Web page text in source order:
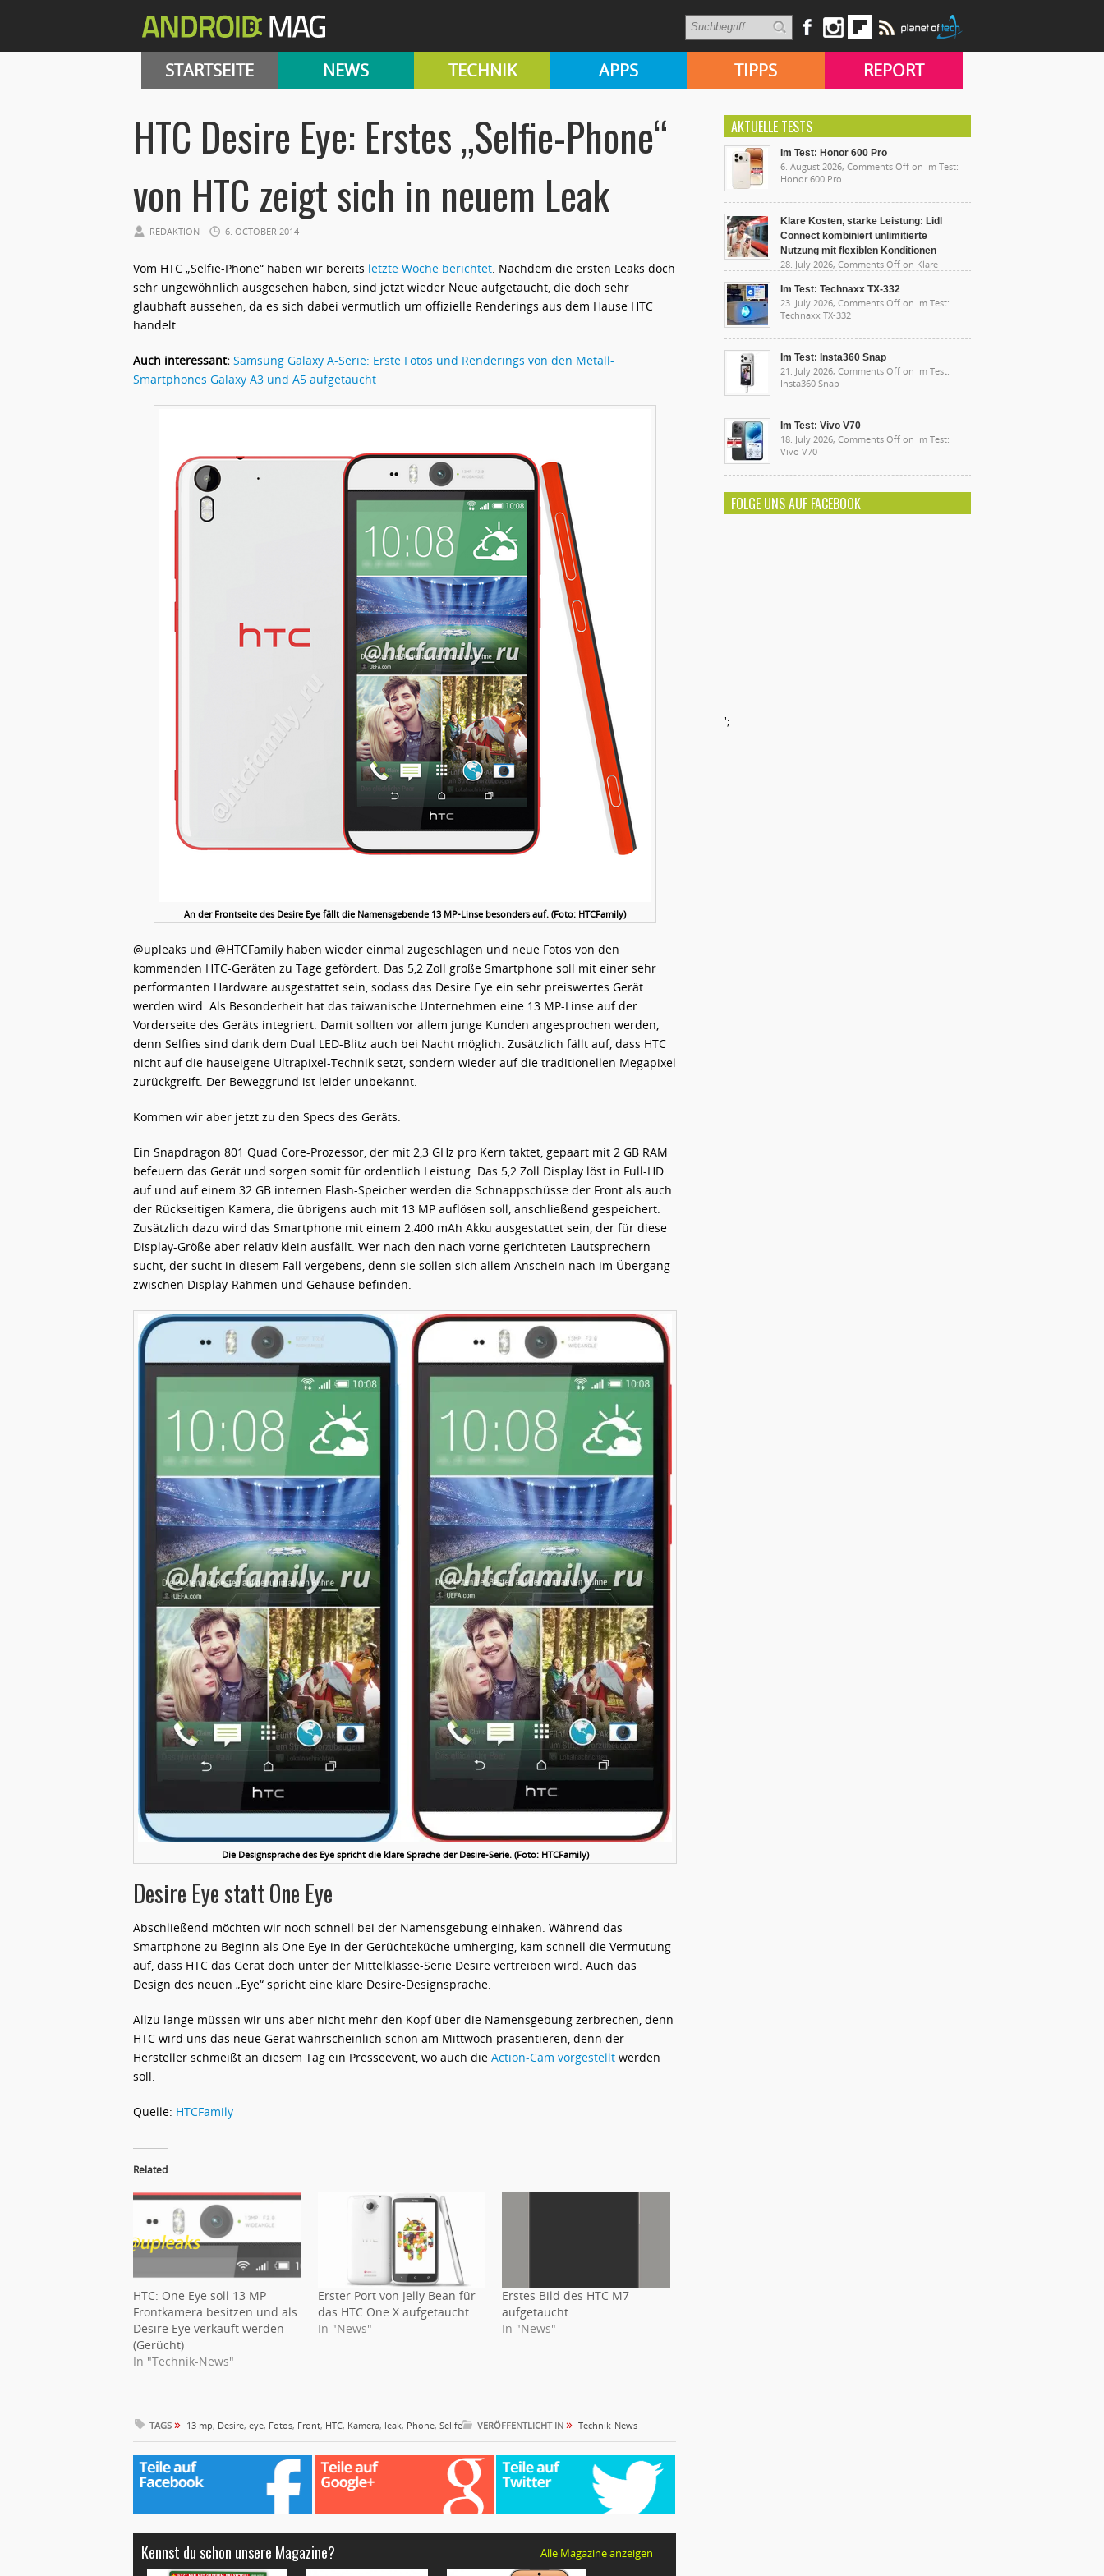
STARTSEITE NEWS TECHNIK APPS TIPPS REPORT
HTC Desire Eye: Erstes „Selfie-Phone“
von HTC zeigt sich in neuem Leak
REDAKTION 6. OCTOBER 2014
Vom HTC „Selfie-Phone“ haben wir bereits letzte Woche berichtet. Nachdem die ersten Leaks doch
sehr ungewöhnlich ausgesehen haben, sind jetzt wieder Neue aufgetaucht, die doch sehr
glaubhaft aussehen, da es sich dabei vermutlich um offizielle Renderings aus dem Hause HTC
handelt.
Auch interessant: Samsung Galaxy A-Serie: Erste Fotos und Renderings von den Metall-
Smartphones Galaxy A3 und A5 aufgetaucht
An der Frontseite des Desire Eye fällt die Namensgebende 13 MP-Linse besonders auf. (Foto: HTCFamily)
@upleaks und @HTCFamily haben wieder einmal zugeschlagen und neue Fotos von den
kommenden HTC-Geräten zu Tage gefördert. Das 5,2 Zoll große Smartphone soll mit einer sehr
performanten Hardware ausgestattet sein, sodass das Desire Eye ein sehr preiswertes Gerät
werden wird. Als Besonderheit hat das taiwanische Unternehmen eine 13 MP-Linse auf der
Vorderseite des Geräts integriert. Damit sollten vor allem junge Kunden angesprochen werden,
denn Selfies sind dank dem Dual LED-Blitz auch bei Nacht möglich. Zusätzlich fällt auf, dass HTC
nicht auf die hauseigene Ultrapixel-Technik setzt, sondern wieder auf die traditionellen Megapixel
zurückgreift. Der Beweggrund ist leider unbekannt.
Kommen wir aber jetzt zu den Specs des Geräts:
Ein Snapdragon 801 Quad Core-Prozessor, der mit 2,3 GHz pro Kern taktet, gepaart mit 2 GB RAM
befeuern das Gerät und sorgen somit für ordentlich Leistung. Das 5,2 Zoll Display löst in Full-HD
auf und auf einem 32 GB internen Flash-Speicher werden die Schnappschüsse der Front als auch
der Rückseitigen Kamera, die übrigens auch mit 13 MP auflösen soll, anschließend gespeichert.
Zusätzlich dazu wird das Smartphone mit einem 2.400 mAh Akku ausgestattet sein, der für diese
Display-Größe aber relativ klein ausfällt. Wer nach den nach vorne gerichteten Lautsprechern
sucht, der sucht in diesem Fall vergebens, denn sie sollen sich allem Anschein nach im Übergang
zwischen Display-Rahmen und Gehäuse befinden.
Die Designsprache des Eye spricht die klare Sprache der Desire-Serie. (Foto: HTCFamily)
Desire Eye statt One Eye
Abschließend möchten wir noch schnell bei der Namensgebung einhaken. Während das
Smartphone zu Beginn als One Eye in der Gerüchteküche umherging, kam schnell die Vermutung
auf, dass HTC das Gerät doch unter der Mittelklasse-Serie Desire vertreiben wird. Auch das
Design des neuen „Eye“ spricht eine klare Desire-Designsprache.
Allzu lange müssen wir uns aber nicht mehr den Kopf über die Namensgebung zerbrechen, denn
HTC wird uns das neue Gerät wahrscheinlich schon am Mittwoch präsentieren, denn der
Hersteller schmeißt an diesem Tag ein Presseevent, wo auch die Action-Cam vorgestellt werden
soll.
Quelle: HTCFamily
Related
HTC: One Eye soll 13 MP
Frontkamera besitzen und als
Desire Eye verkauft werden
(Gerücht)
In "Technik-News"
Erster Port von Jelly Bean für
das HTC One X aufgetaucht
In "News"
Erstes Bild des HTC M7
aufgetaucht
In "News"
TAGS » 13 mp, Desire, eye, Fotos, Front, HTC, Kamera, leak, Phone, Selife VERÖFFENTLICHT IN » Technik-News
Kennst du schon unsere Magazine? Alle Magazine anzeigen
AKTUELLE TESTS
Im Test: Honor 600 Pro
6. August 2026, Comments Off on Im Test:
Honor 600 Pro
Klare Kosten, starke Leistung: Lidl
Connect kombiniert unlimitierte
Nutzung mit flexiblen Konditionen
28. July 2026, Comments Off on Klare
unlimitierte Nutzung mit flexiblen Konditionen
Im Test: Technaxx TX-332
23. July 2026, Comments Off on Im Test:
Technaxx TX-332
Im Test: Insta360 Snap
21. July 2026, Comments Off on Im Test:
Insta360 Snap
Im Test: Vivo V70
18. July 2026, Comments Off on Im Test:
Vivo V70
FOLGE UNS AUF FACEBOOK
';